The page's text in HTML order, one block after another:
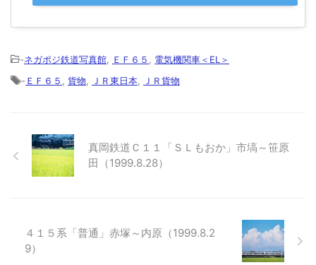
-ネガポジ鉄道写真館 ＥＦ６５
電気機関車＜EL＞
- ＥＦ６５ 貨物 ＪＲ東日本 ＪＲ貨物
真岡鉄道Ｃ１１「ＳＬもおか」市塙～笹原
田（1999.8.28）
４１５系「普通」赤塚～内原（1999.8.2
9）